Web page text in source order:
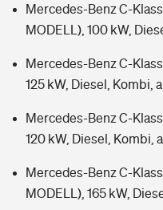
Mercedes-Benz C-
MODELL), 100 kW,
Mercedes-Benz C-
125 kW, Diesel, Kombi,
Mercedes-Benz C-
120 kW, Diesel, Kombi,
Mercedes-Benz C-
MODELL), 165 kW,